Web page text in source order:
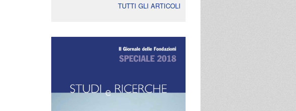
TUTTI GLI ARTICOLI